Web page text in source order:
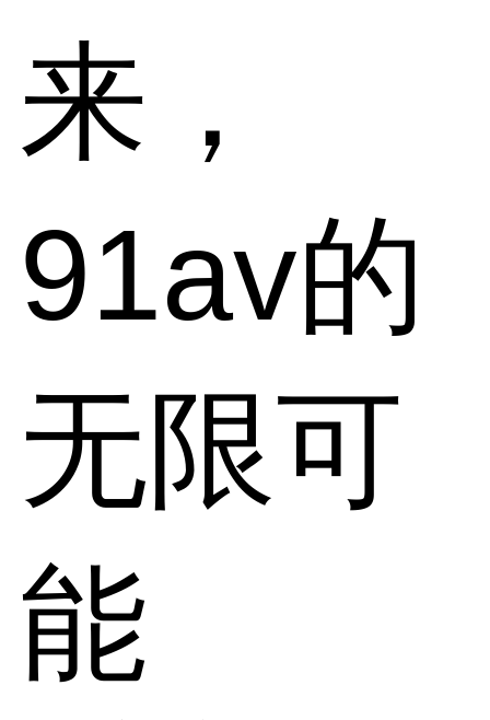
来，
91av的
无限可
能